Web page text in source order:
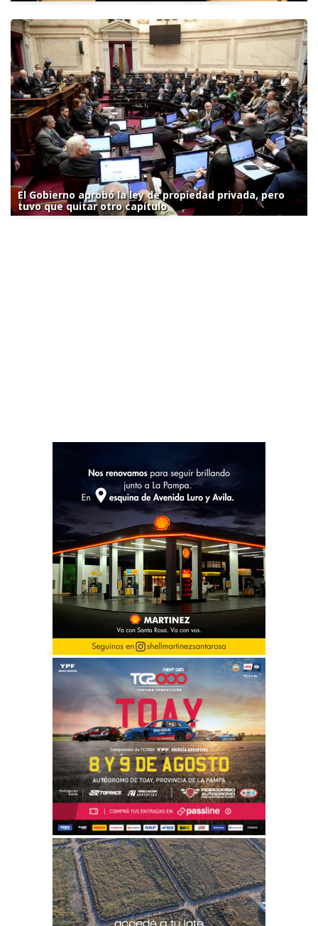
El Gobierno aprobó la ley de propiedad privada, pero
tuvo que quitar otro capítulo